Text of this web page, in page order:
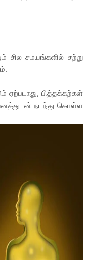
சில சமயங்களில் சற்று
ஏற்படாது, பித்தக்கற்கள்
நடந்து கொள்ள